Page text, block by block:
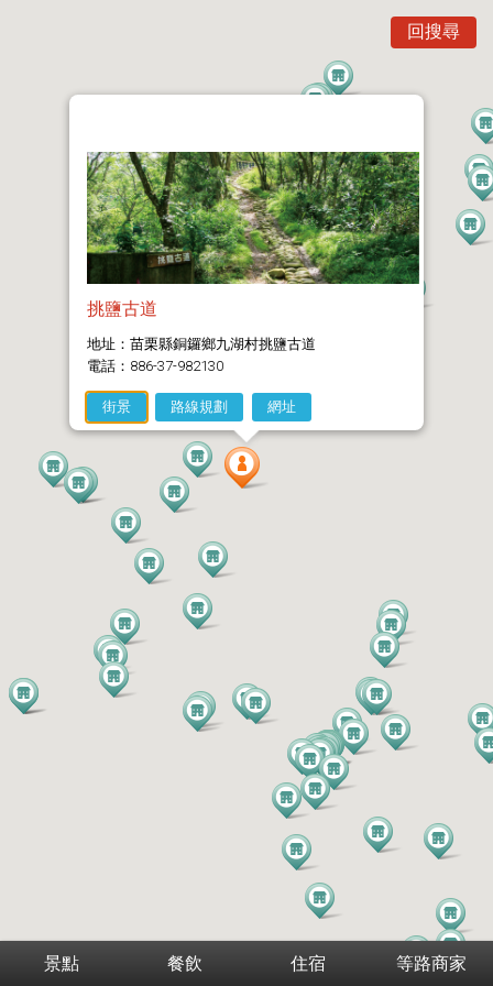
景點 餐飲 住宿 等路商家
回搜尋
挑鹽古道
地址：苗栗縣銅鑼鄉九湖村挑鹽古道
電話：886-37-982130
街景 路線規劃 網址